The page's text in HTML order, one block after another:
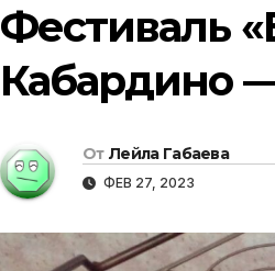
Фестиваль
Кабардино
От Лейла Габаева
ФЕВ 27, 2023